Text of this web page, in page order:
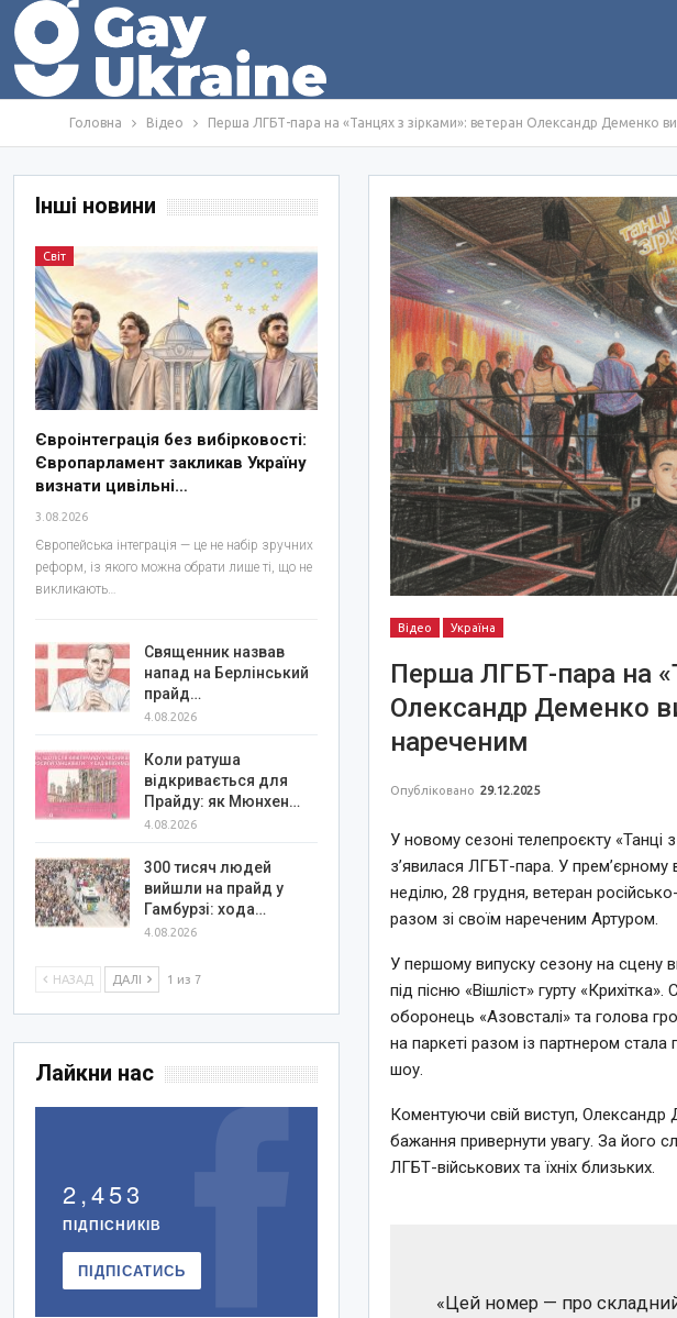
Головна Відео Перша ЛГБТ-пара на «Танцях з зірками»: ветеран Олександр Деменко
Відео Україна
Перша ЛГБТ-пара на
Олександр Деменко
нареченим
Опубліковано 29.12.2025
У новому сезоні телепроєкту «Танці
з’явилася ЛГБТ-пара. У прем’єрному
неділю, 28 грудня, ветеран
разом зі своїм нареченим Артуром.
У першому випуску сезону на сцену
під пісню «Вішліст» гурту
оборонець «Азовсталі» та голова
на паркеті разом із партнером
шоу.
Коментуючи свій виступ,
бажання привернути увагу. За його
ЛГБТ-військових та їхніх близьких.
«Цей номер — про
Інші новини
Світ
Євроінтеграція без вибірковості:
Європарламент закликав Україну
визнати цивільні…
3.08.2026
Європейська інтеграція — це не набір зручних
реформ, із якого можна обрати лише ті, що не
викликають…
Священник назвав
напад на Берлінський
прайд…
4.08.2026
Коли ратуша
відкривається для
Прайду: як Мюнхен…
4.08.2026
300 тисяч людей
вийшли на прайд у
Гамбурзі: хода…
4.08.2026
НАЗАД ДАЛІ 1 из 7
Лайкни нас
2,453
ПІДПІСНИКІВ
ПІДПІСАТИСЬ